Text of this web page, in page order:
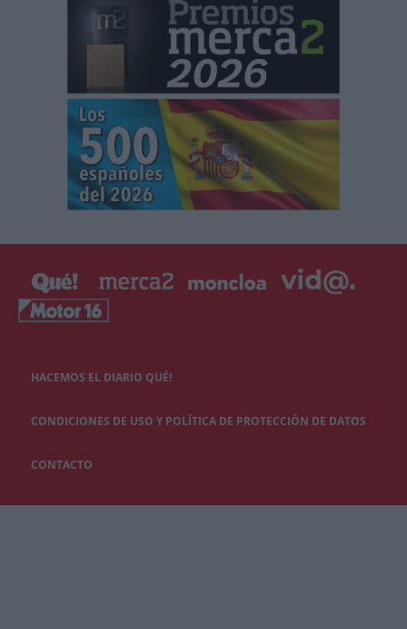
HACEMOS EL DIARIO QUÉ!
CONDICIONES DE USO Y POLÍTICA DE PROTECCIÓN DE DATOS
CONTACTO